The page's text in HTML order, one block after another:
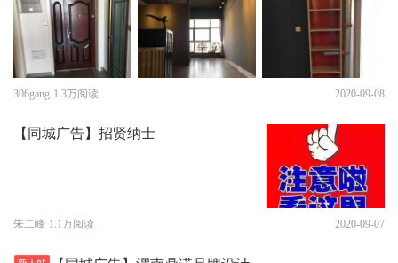
306gang 1.3万阅读 2020-09-08
【同城广告】招贤纳士
朱二峰 1.1万阅读 2020-09-07